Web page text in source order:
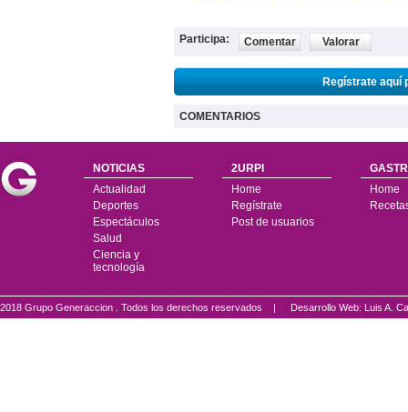
Participa: Comentar Valorar
Regístrate aquí
COMENTARIOS
NOTICIAS
Actualidad
Deportes
Espectáculos
Salud
Ciencia y
tecnología
2URPI
Home
Regístrate
Post de usuarios
Home
2018 Grupo Generaccion . Todos los derechos reservados | Desarrollo Web: Luis